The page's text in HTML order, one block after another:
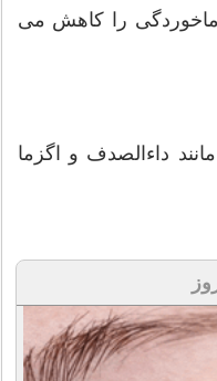
را کاهش می
داءالصدف و اگزما